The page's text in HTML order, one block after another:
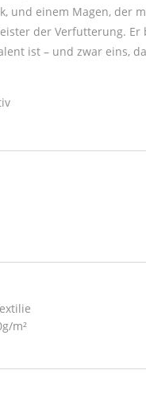
und einem Magen, der
der Verfutterung.
ist – und zwar eins,
m²